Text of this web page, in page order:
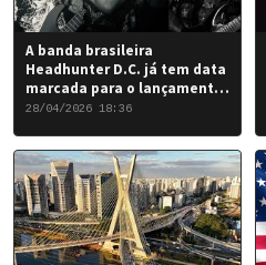
A banda brasileira
Headhunter D.C. já tem data
marcada para o lançamento
do seu novo álbum “Rise of
28/04/2026 18:36